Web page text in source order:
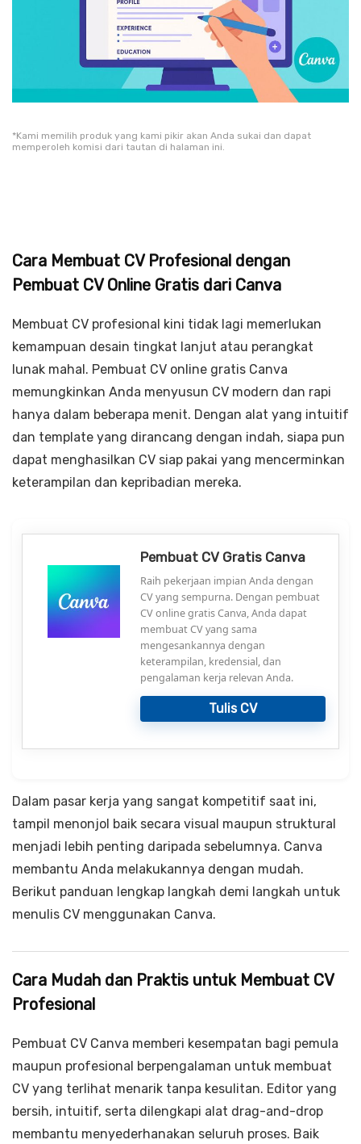
*Kami memilih produk yang kami pikir akan Anda sukai dan dapat
memperoleh komisi dari tautan di halaman ini.
Cara Membuat CV Profesional dengan
Pembuat CV Online Gratis dari Canva
Membuat CV profesional kini tidak lagi memerlukan
kemampuan desain tingkat lanjut atau perangkat
lunak mahal. Pembuat CV online gratis Canva
memungkinkan Anda menyusun CV modern dan rapi
hanya dalam beberapa menit. Dengan alat yang intuitif
dan template yang dirancang dengan indah, siapa pun
dapat menghasilkan CV siap pakai yang mencerminkan
keterampilan dan kepribadian mereka.
Pembuat CV Gratis Canva
Raih pekerjaan impian Anda dengan
CV yang sempurna. Dengan pembuat
CV online gratis Canva, Anda dapat
membuat CV yang sama
mengesankannya dengan
keterampilan, kredensial, dan
pengalaman kerja relevan Anda.
Tulis CV
Dalam pasar kerja yang sangat kompetitif saat ini,
tampil menonjol baik secara visual maupun struktural
menjadi lebih penting daripada sebelumnya. Canva
membantu Anda melakukannya dengan mudah.
Berikut panduan lengkap langkah demi langkah untuk
menulis CV menggunakan Canva.
Cara Mudah dan Praktis untuk Membuat CV
Profesional
Pembuat CV Canva memberi kesempatan bagi pemula
maupun profesional berpengalaman untuk membuat
CV yang terlihat menarik tanpa kesulitan. Editor yang
bersih, intuitif, serta dilengkapi alat drag-and-drop
membantu menyederhanakan seluruh proses. Baik